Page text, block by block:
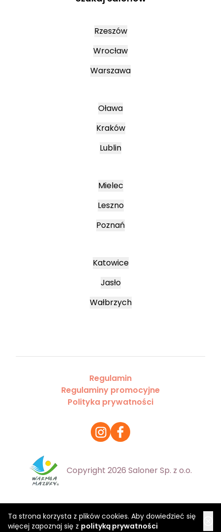
Ta strona korzysta z plików cookies. Aby dowiedzieć się
więcej zapoznaj się z polityką prywatności
Rzeszów
Wrocław
Warszawa
Oława
Kraków
Lublin
Mielec
Leszno
Poznań
Katowice
Jasło
Wałbrzych
Regulamin
Regulaminy promocyjne
Polityka prywatności
Copyright 2026 Saloner Sp. z o.o.